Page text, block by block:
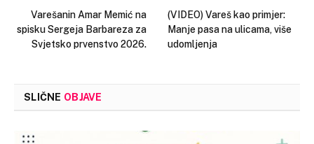
Varešanin Amar Memić na
spisku Sergeja Barbareza za
Svjetsko prvenstvo 2026.
(VIDEO) Vareš kao primjer:
Manje pasa na ulicama, više
udomljenja
SLIČNE OBJAVE